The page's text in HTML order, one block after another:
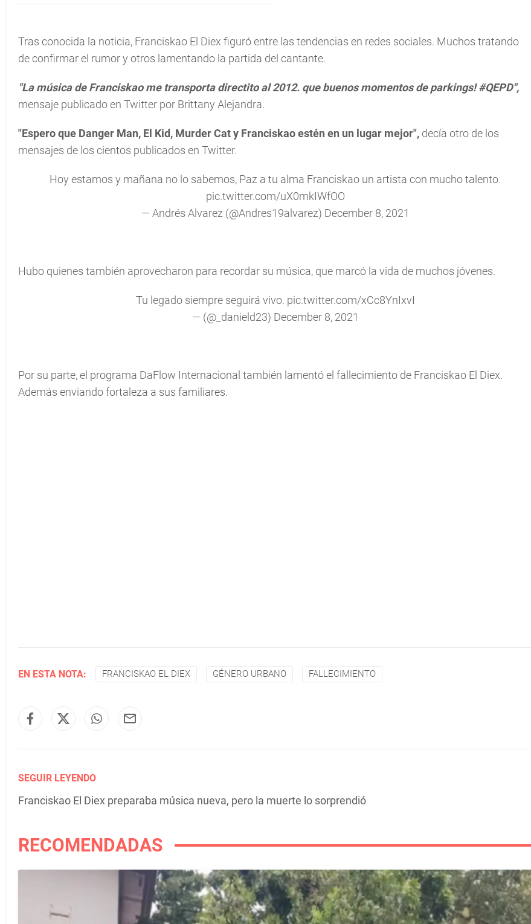
Tras conocida la noticia, Franciskao El Diex figuró entre las tendencias en redes sociales. Muchos tratando
de confirmar el rumor y otros lamentando la partida del cantante.
"La música de Franciskao me transporta directito al 2012. que buenos momentos de parkings! #QEPD",
mensaje publicado en Twitter por Brittany Alejandra.
"Espero que Danger Man, El Kid, Murder Cat y Franciskao estén en un lugar mejor", decía otro de los
mensajes de los cientos publicados en Twitter.
Hoy estamos y mañana no lo sabemos, Paz a tu alma Franciskao un artista con mucho talento.
pic.twitter.com/uX0mkIWfOO
— Andrés Alvarez (@Andres19alvarez) December 8, 2021
Hubo quienes también aprovecharon para recordar su música, que marcó la vida de muchos jóvenes.
Tu legado siempre seguirá vivo. pic.twitter.com/xCc8YnIxvI
— (@_danield23) December 8, 2021
Por su parte, el programa DaFlow Internacional también lamentó el fallecimiento de Franciskao El Diex.
Además enviando fortaleza a sus familiares.
EN ESTA NOTA: FRANCISKAO EL DIEX GÉNERO URBANO FALLECIMIENTO
SEGUIR LEYENDO
Franciskao El Diex preparaba música nueva, pero la muerte lo sorprendió
RECOMENDADAS